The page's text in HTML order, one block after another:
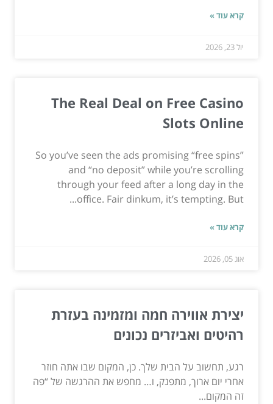
קרא עוד »
יול 23, 2026
The Real Deal on Free Casino
Slots Online
So you’ve seen the ads promising “free spins”
and “no deposit” while you’re scrolling
through your feed after a long day in the
office. Fair dinkum, it’s tempting. But...
קרא עוד »
אוג 05, 2026
יצירת אווירה חמה ומזמינה בעזרת
רהיטים ואביזרים נכונים
רגע, תחשוב על הבית שלך. כן, המקום שבו אתה חוזר
אחרי יום ארוך, מתפנק, ו… מחפש את ההרגשה של “פה
זה המקום...